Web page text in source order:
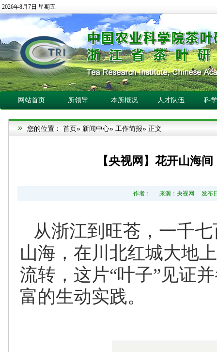
2026年8月7日 星期五
网站首页 所领导 本所概况 人才队伍 科
您的位置： 首页» 新闻中心» 工作简报» 正文
【央视网】花开山海
作者： 来源：央视网 发布
从浙江到旺苍，一千
山海，在川北红城大地
流转，这片“叶子”见证
富的生动实践。